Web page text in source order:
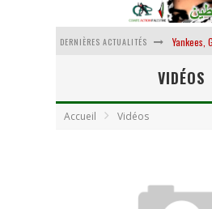
DERNIÈRES ACTUALITÉS
VIDÉOS
Accueil Vidéos